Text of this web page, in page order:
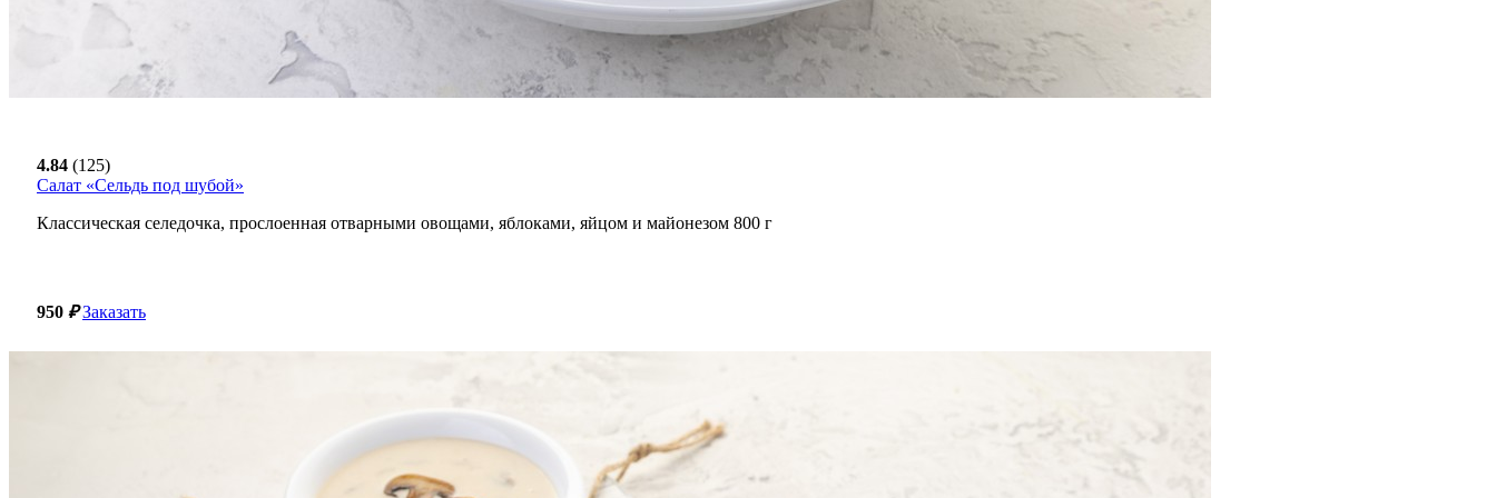
4.84 (125)
Салат «Сельдь под шубой»
Классическая селедочка, прослоенная отварными овощами, яблоками, яйцом и майонезом 800 г
950 ₽ Заказать